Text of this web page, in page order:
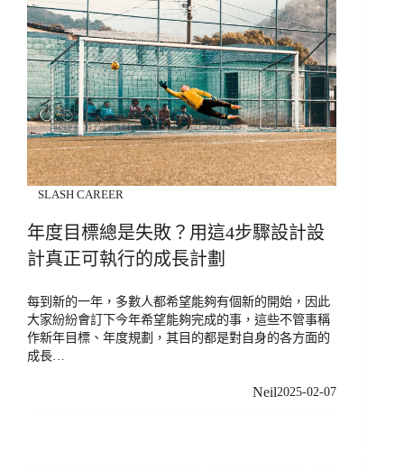
SLASH CAREER
年度目標總是失敗？用這4步驟設計設
計真正可執行的成長計劃
每到新的一年，多數人都希望能夠有個新的開始，因此
大家紛紛會訂下今年希望能夠完成的事，這些不管事稱
作新年目標、年度規劃，其目的都是對自身的各方面的
成長…
Neil2025-02-07